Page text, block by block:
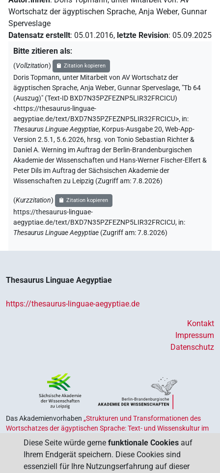
Wortschatz der ägyptischen Sprache, Anja Weber, Gunnar
Sperveslage
Datensatz erstellt: 05.01.2016, letzte Revision: 05.09.2025
Bitte zitieren als:
(Vollzitation) Zitation kopieren
Doris Topmann, unter Mitarbeit von AV Wortschatz der
ägyptischen Sprache,Anja Weber,Gunnar Sperveslage, "Tb 64
(Auszug)" (Text-ID BXD7N35PZFEZNP5LIR32FRCICU)
<https://thesaurus-linguae-
aegyptiae.de/text/BXD7N35PZFEZNP5LIR32FRCICU>, in:
Thesaurus Linguae Aegyptiae, Korpus-Ausgabe 20, Web-App-
Version 2.5.1, 5.6.2026, hrsg. von Tonio Sebastian Richter &
Daniel A. Werning im Auftrag der Berlin-Brandenburgischen
Akademie der Wissenschaften und Hans-Werner Fischer-Elfert &
Peter Dils im Auftrag der Sächsischen Akademie der
Wissenschaften zu Leipzig (Zugriff am:7.8.2026)
(Kurzzitation) Zitation kopieren
https://thesaurus-linguae-
aegyptiae.de/text/BXD7N35PZFEZNP5LIR32FRCICU, in:
Thesaurus Linguae Aegyptiae (Zugriff am:7.8.2026)
Thesaurus Linguae Aegyptiae
https://thesaurus-linguae-aegyptiae.de
Kontakt
Impressum
Datenschutz
Das Akademienvorhaben „Strukturen und Transformationen des
Wortschatzes der ägyptischen Sprache: Text- und Wissenskultur im
Alten Ägypten‟
ist Teil des von Bund und Ländern geförderten
Akademienprogramms , das der Erhaltung, Sicherung und
Vergegenwärtigung unseres kulturellen Erbes dient. Koordiniert wird
das Programm von derUnion der Deutschen Akademien der
Diese Seite würde gerne funktionale Cookies auf
Ihrem Endgerät speichern. Diese Cookies sind
essenziell für Ihre Nutzungserfahrung auf dieser